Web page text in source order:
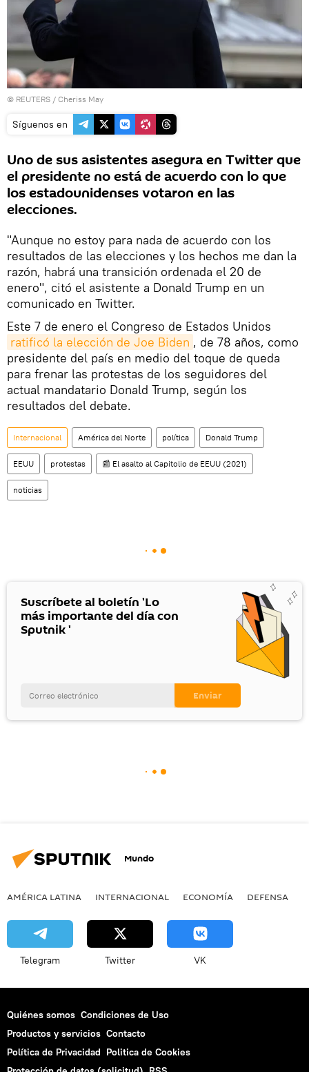
© REUTERS / Cheriss May
Síguenos en
Uno de sus asistentes asegura en Twitter que
el presidente no está de acuerdo con lo que
los estadounidenses votaron en las
elecciones.
"Aunque no estoy para nada de acuerdo con los
resultados de las elecciones y los hechos me dan la
razón, habrá una transición ordenada el 20 de
enero", citó el asistente a Donald Trump en un
comunicado en Twitter.
Este 7 de enero el Congreso de Estados Unidos
ratificó la elección de Joe Biden , de 78 años, como
presidente del país en medio del toque de queda
para frenar las protestas de los seguidores del
actual mandatario Donald Trump, según los
resultados del debate.
Internacional América del Norte política Donald Trump
EEUU protestas 📰 El asalto al Capitolio de EEUU (2021)
noticias
Suscríbete al boletín 'Lo
más importante del día con
Sputnik '
Mundo
AMÉRICA LATINA INTERNACIONAL ECONOMÍA DEFENSA
Telegram Twitter VK
Quiénes somos Condiciones de Uso
Productos y servicios Contacto
Política de Privacidad Politica de Cookies